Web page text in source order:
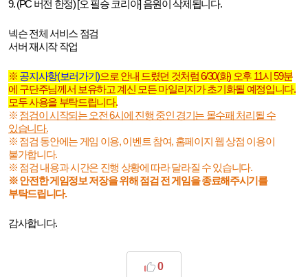
9. (PC 버전 한정) [오 필승 코리아]음원이 삭제됩니다.
넥슨 전체 서비스 점검
서버 재시작 작업
※ 공지사항(보러가기)으로 안내 드렸던 것처럼6/30(화) 오후 11시59분
에 구단주님께서 보유하고 계신 모든 마일리지가 초기화될 예정입니다.
모두 사용을 부탁드립니다.
※ 점검이 시작되는 오전6시에 진행 중인 경기는 몰수패 처리될 수
있습니다.
※ 점검 동안에는 게임 이용,이벤트 참여, 홈페이지 웹 상점 이용이
불가합니다.
※ 점검 내용과 시간은 진행 상황에 따라 달라질 수 있습니다.
※ 안전한 게임정보 저장을 위해 점검 전 게임을 종료해주시기를
부탁드립니다.
감사합니다.
0